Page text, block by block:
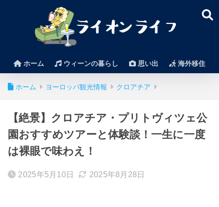
ホーム ウィーンの暮らし 思い出 海外移住
ホーム ヨーロッパ観光情報 クロアチア
【絶景】クロアチア・プリトヴィツェ公
園おすすめツアーと体験談！一生に一度
は裸眼で味わえ！
2025年5月10日 2025年8月28日